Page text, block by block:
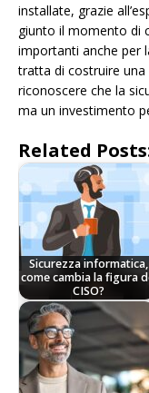
installate, grazie
giunto il momento di
importanti anche per
tratta di costruire una
riconoscere che la
ma un investimento
Related
Sicurezza informatica,
come cambia la figura
CISO?